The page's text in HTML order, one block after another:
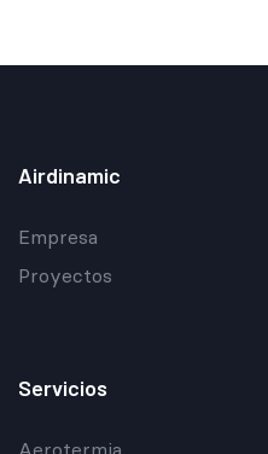
Airdinamic
Empresa
Proyectos
Servicios